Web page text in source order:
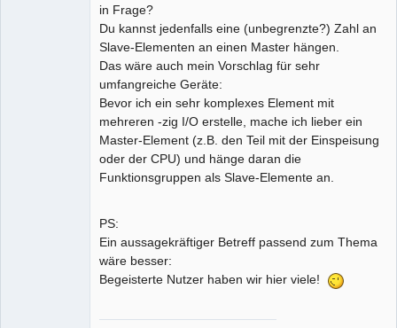
in Frage?
Du kannst jedenfalls eine (unbegrenzte?) Zahl an
Slave-Elementen an einen Master hängen.
Das wäre auch mein Vorschlag für sehr
umfangreiche Geräte:
Bevor ich ein sehr komplexes Element mit
mehreren -zig I/O erstelle, mache ich lieber ein
Master-Element (z.B. den Teil mit der Einspeisung
oder der CPU) und hänge daran die
Funktionsgruppen als Slave-Elemente an.
PS:
Ein aussagekräftiger Betreff passend zum Thema
wäre besser:
Begeisterte Nutzer haben wir hier viele!